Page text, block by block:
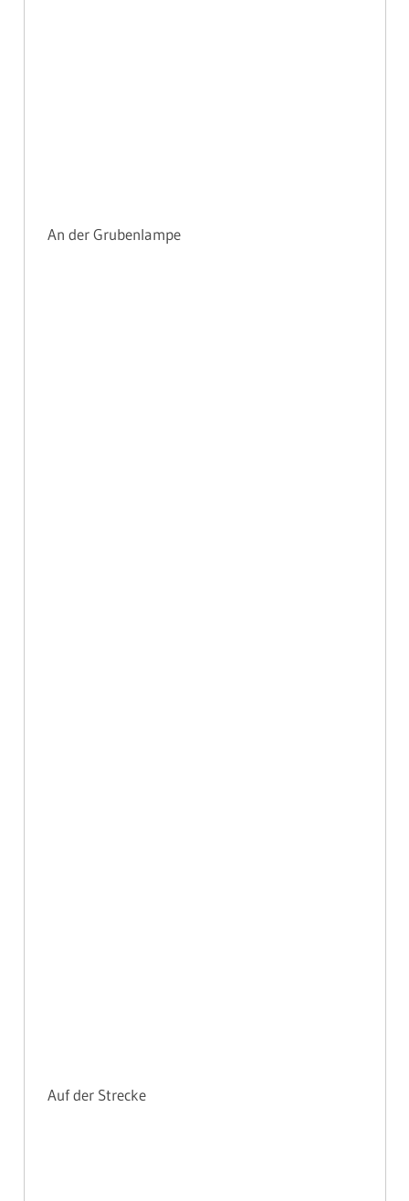
An der Grubenlampe
Auf der Strecke